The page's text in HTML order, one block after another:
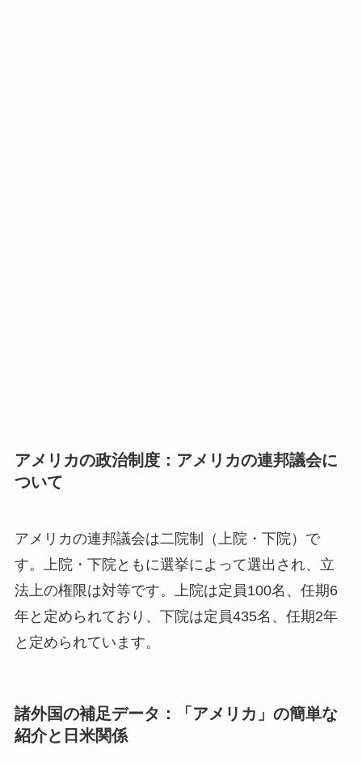
アメリカの政治制度：アメリカの連邦議会に
ついて
アメリカの連邦議会は二院制（上院・下院）で
す。上院・下院ともに選挙によって選出され、立
法上の権限は対等です。上院は定員100名、任期6
年と定められており、下院は定員435名、任期2年
と定められています。
諸外国の補足データ：「アメリカ」の簡単な
紹介と日米関係